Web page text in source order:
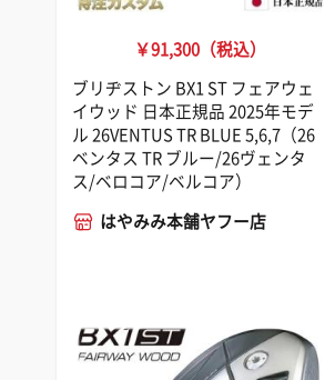
￥91,300（税込）
ブリヂストン BX1 ST フェアウェ
イウッド 日本正規品 2025年モデ
ル 26VENTUS TR BLUE 5,6,7（26
ベンタス TR ブルー/26ヴェンタ
ス/ベロコア/ベルコア）
はやみみ本舗ヤフー店